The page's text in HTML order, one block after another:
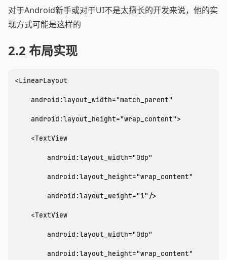
对于Android新手或对于UI不是太擅长的开发来说，他的实
现方式可能是这样的
2.2 布局实现
<LinearLayout
    android:layout_width="match_parent"
    android:layout_height="wrap_content">
    <TextView
        android:layout_width="0dp"
        android:layout_height="wrap_content"
        android:layout_weight="1"/>
    <TextView
        android:layout_width="0dp"
        android:layout_height="wrap_content"